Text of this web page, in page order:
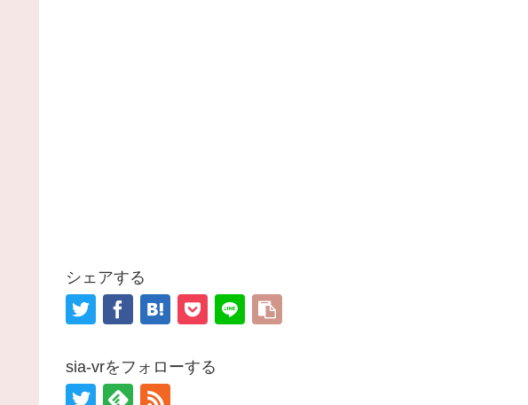
シェアする
sia-vrをフォローする